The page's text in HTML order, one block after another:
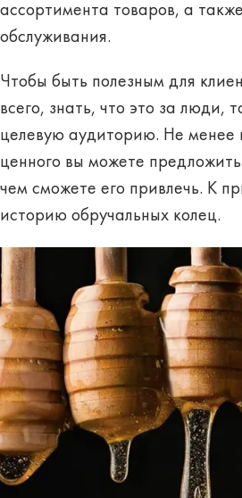
ассортимента товаров, а
обслуживания.
Чтобы быть полезным для
всего, знать, что это за люди,
целевую аудиторию. Не менее
ценного вы можете
чем сможете его привлечь. К
историю обручальных колец.